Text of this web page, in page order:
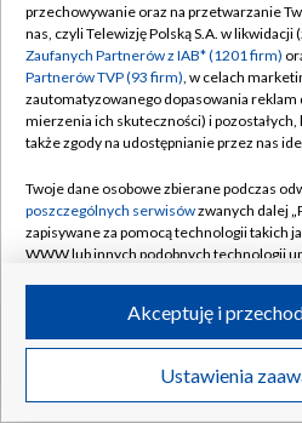
Abonament TVP
Emisja w TVP
Centrum informacji TVP
Naziemna Telewizja Cyfrowa
Rada Programowa
System NOS
Informacje o nadawcy
Program dla prasy
Ogłoszenie przetargowe
Polityka
Moje
©2026 Telewizja
przechowywanie oraz na przetwarzanie
nas, czyli Telewizję Polską S.A. w likwidacji
Zaufanych Partnerów z IAB* (1201 firm)
Partnerów TVP (93 firm), w celach
zautomatyzowanego dopasowania
mierzenia ich skuteczności) i
także zgody na udostępnianie przez nas
Twoje dane osobowe zbierane podczas
poszczególnych serwisówzwanych dalej
zapisywane za pomocą technologii takich
WWW lub innych podobnych technologii
ruchu w Internecie.
Twoje dane osobowe zbierane podczas
poszczególnych serwisówna Portalu, takie
Ustawienia
Akceptuję i